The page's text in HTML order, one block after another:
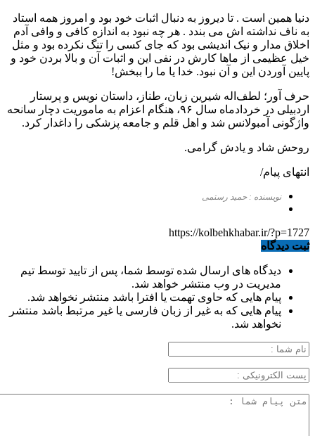
دنیا همین است . تا دیروز به دنبال اثبات خود بود و امروز همه استاد
به ناف نداشته اش می بندد . هر چه نبود به اندازه کافی و وافی آدم
اخلاق مدار و نیک اندیشی بود که جای کسی را تنگ نکرده بود و مثل
خیل عظیمى از ماها کارش در نفی این و اثبات آن و بالا بردن خود و
پایین آوردن این و آن نبود. خدا یا ما را ببخش!
حرف آور؛ لطف‌اله شیرین زبان، طناز، داستان نویس و پرستار
اردبیلی در خردادماه سال ۹۶، هنگام اعزام به ماموریت دچار سانحه
واژگونی آمبولانس شد و اهل قلم و جامعه پزشکی را داغدار کرد.
روحش شاد و یادش گرامی.
انتهای پیام/
نویسنده : حمید رستمی
https://kolbehkhabar.ir/?p=1727
ثبت دیدگاه
دیدگاه های ارسال شده توسط شما، پس از تایید توسط تیم
مدیریت در وب منتشر خواهد شد.
پیام هایی که حاوی تهمت یا افترا باشد منتشر نخواهد شد.
پیام هایی که به غیر از زبان فارسی یا غیر مرتبط باشد منتشر
نخواهد شد.